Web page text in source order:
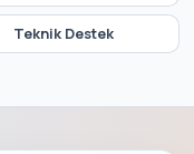
Teknik Destek